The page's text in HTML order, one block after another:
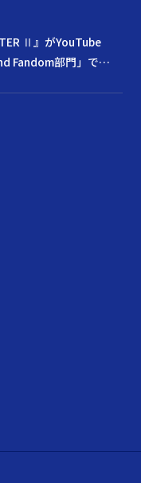
Ⅱ』がYouTube
Fandom部門」で